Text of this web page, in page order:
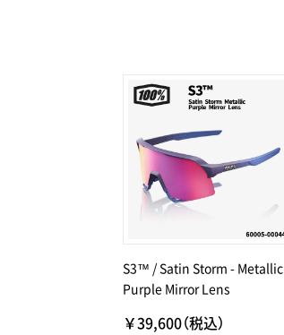
S3™ / Satin Storm - Metallic
Purple Mirror Lens
￥39,600（税込）